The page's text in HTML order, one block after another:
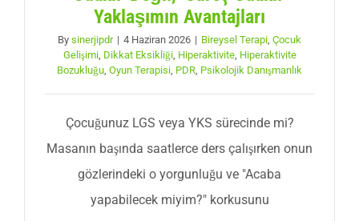
Yaklaşımın Avantajları
By sinerjipdr | 4 Haziran 2026 | Bireysel Terapi, Çocuk
Gelişimi, Dikkat Eksikliği, Hiperaktivite, Hiperaktivite
Bozukluğu, Oyun Terapisi, PDR, Psikolojik Danışmanlık
Çocuğunuz LGS veya YKS sürecinde mi?
Masanın başında saatlerce ders çalışırken onun
gözlerindeki o yorgunluğu ve "Acaba
yapabilecek miyim?" korkusunu